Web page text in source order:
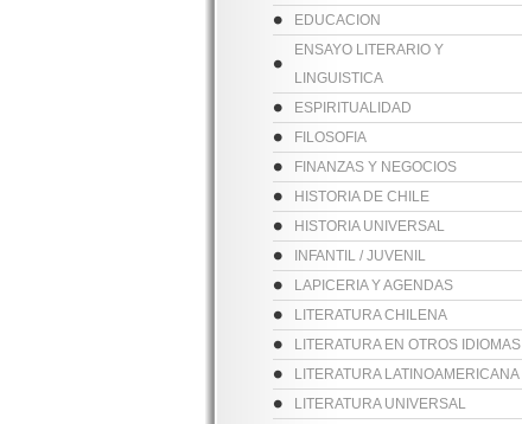
EDUCACION
ENSAYO LITERARIO Y
LINGUISTICA
ESPIRITUALIDAD
FILOSOFIA
FINANZAS Y NEGOCIOS
HISTORIA DE CHILE
HISTORIA UNIVERSAL
INFANTIL / JUVENIL
LAPICERIA Y AGENDAS
LITERATURA CHILENA
LITERATURA EN OTROS IDIOMAS
LITERATURA LATINOAMERICANA
LITERATURA UNIVERSAL